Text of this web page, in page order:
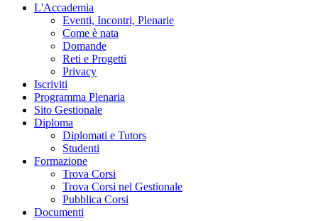
L'Accademia
Eventi, Incontri, Plenarie
Come è nata
Domande
Reti e Progetti
Privacy
Iscriviti
Programma Plenaria
Sito Gestionale
Diploma
Diplomati e Tutors
Studenti
Formazione
Trova Corsi
Trova Corsi nel Gestionale
Pubblica Corsi
Documenti